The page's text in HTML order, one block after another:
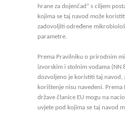
hrane za dojenčad” s ciljem
kojima se taj navod može
zadovoljiti određene
parametre.
Prema Pravilniku o prirodnim
izvorskim i stolnim vodama
dozvoljeno je koristiti taj navod,
korištenje nisu navedeni.
države članice EU mogu na
uvjete pod kojima se taj navod